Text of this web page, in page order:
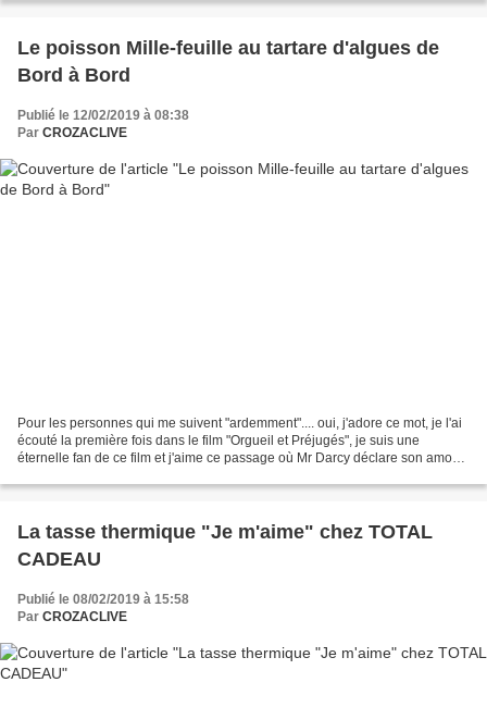
Le poisson Mille-feuille au tartare d'algues de
Bord à Bord
Publié le 12/02/2019 à 08:38
Par CROZACLIVE
Pour les personnes qui me suivent "ardemment".... oui, j'adore ce mot, je l'ai
écouté la première fois dans le film "Orgueil et Préjugés", je suis une
éternelle fan de ce film et j'aime ce passage où Mr Darcy déclare son amour
La tasse thermique "Je m'aime" chez TOTAL
CADEAU
Publié le 08/02/2019 à 15:58
Par CROZACLIVE